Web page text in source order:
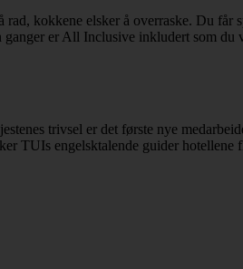
kokkene elsker å overraske. Du får
er All Inclusive inkludert som du
trivsel er det første nye
TUIs engelsktalende guider hotellene